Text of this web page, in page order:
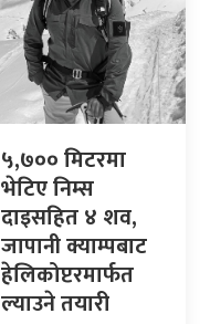
५,७०० मिटरमा
भेटिए निम्स
दाइसहित ४ शव,
जापानी क्याम्पबाट
हेलिकोप्टरमार्फत
ल्याउने तयारी